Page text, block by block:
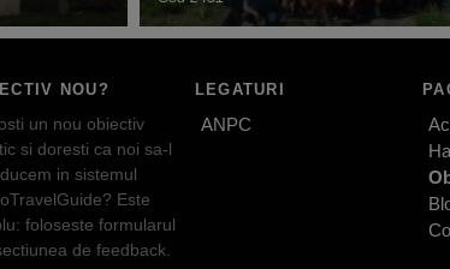
NOU?
un nou obiectiv
si doresti ca noi sa-l
in sistemul
Este
foloseste formularul
de feedback.
LEGATURI
ANPC